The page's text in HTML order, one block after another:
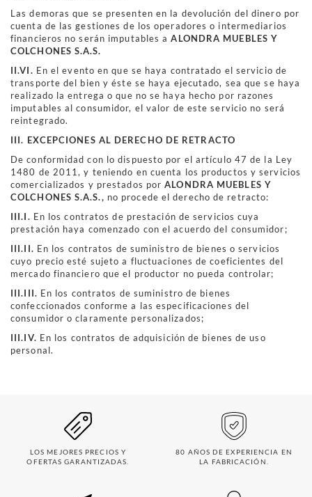
Las demoras que se presenten en la devolución del dinero por
cuenta de las gestiones de los operadores o intermediarios
financieros no serán imputables aALONDRA MUEBLES Y
COLCHONES S.A.S.
II.VI. En el evento en que se haya contratado el servicio de
transporte del bien y éste se haya ejecutado, sea que se haya
realizado la entrega o que no se haya hecho por razones
imputables al consumidor, el valor de este servicio no será
reintegrado.
III. EXCEPCIONES AL DERECHO DE RETRACTO
De conformidad con lo dispuesto por el artículo 47 de la Ley
1480 de 2011, y teniendo en cuenta los productos y servicios
comercializados y prestados porALONDRA MUEBLES Y
COLCHONES S.A.S., no procede el derecho de retracto:
III.I. En los contratos de prestación de servicios cuya
prestación haya comenzado con el acuerdo del consumidor;
III.II. En los contratos de suministro de bienes o servicios
cuyo precio esté sujeto a fluctuaciones de coeficientes del
mercado financiero que el productor no pueda controlar;
III.III. En los contratos de suministro de bienes
confeccionados conforme a las especificaciones del
consumidor o claramente personalizados;
III.IV. En los contratos de adquisición de bienes de uso
personal.
LOS MEJORES PRECIOS Y
OFERTAS GARANTIZADAS.
80 AÑOS DE EXPERIENCIA EN
LA FABRICACIÓN.